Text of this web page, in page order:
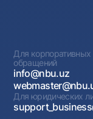
Для корпоративных
обращений
info@nbu.uz
Для юридических